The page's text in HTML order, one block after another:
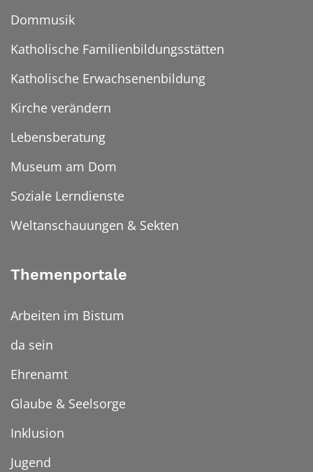
Dommusik
Katholische Familienbildungsstätten
Katholische Erwachsenenbildung
Kirche verändern
Lebensberatung
Museum am Dom
Soziale Lerndienste
Weltanschauungen & Sekten
Themenportale
Arbeiten im Bistum
da sein
Ehrenamt
Glaube & Seelsorge
Inklusion
Jugend